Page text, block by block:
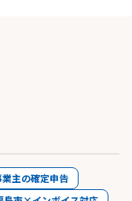
主の確定申告